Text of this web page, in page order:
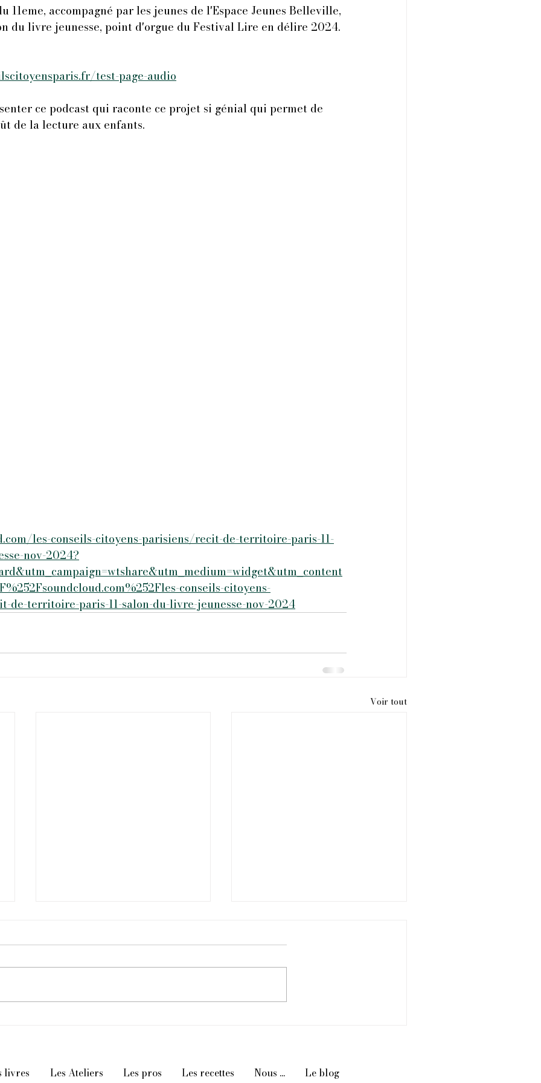
11eme, accompagné par les jeunes de l'Espace Jeunes Belleville,
du livre jeunesse, point d'orgue du Festival Lire en délire 2024.
test-page-audio
ce podcast qui raconte ce projet si génial qui permet de
de la lecture aux enfants.
les-conseils-citoyens-parisiens/recit-de-territoire-paris-11-
nov-2024?
conseils-citoyens-
de-territoire-paris-11-salon-du-livre-jeunesse-nov-2024
Voir tout
Classification (Partie 1)
livres Les Ateliers Les pros Les recettes Nous ... Le blog